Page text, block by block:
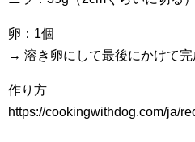
卵：1個
→ 溶き卵にして最後にかけて完
作り方
https://cookingwithdog.com/ja/